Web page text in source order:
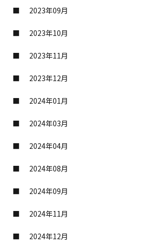
2023年09月
2023年10月
2023年11月
2023年12月
2024年01月
2024年03月
2024年04月
2024年08月
2024年09月
2024年11月
2024年12月